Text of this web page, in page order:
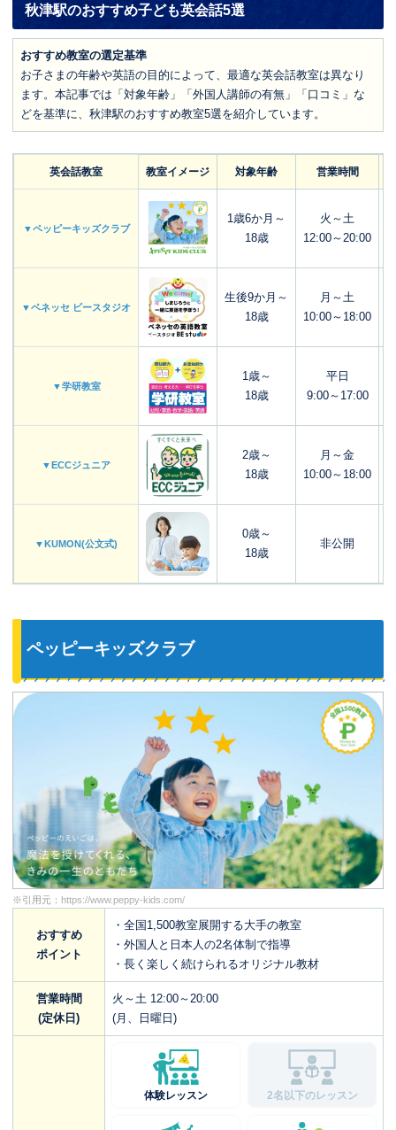
秋津駅のおすすめ子ども英会話5選
おすすめ教室の選定基準
お子さまの年齢や英語の目的によって、最適な英会話教室は異なり
ます。本記事では「対象年齢」「外国人講師の有無」「口コミ」な
どを基準に、秋津駅のおすすめ教室5選を紹介しています。
英会話教室 教室イメージ 対象年齢 営業時間
▼ペッピーキッズクラブ
1歳6か月～
18歳
火～土
12:00～20:00
▼ベネッセ ビースタジオ
生後9か月～
18歳
月～土
10:00～18:00
▼学研教室
1歳～
18歳
平日
9:00～17:00
▼ECCジュニア
2歳～
18歳
月～金
10:00～18:00
▼KUMON(公文式)
0歳～
18歳
非公開
ペッピーキッズクラブ
※引用元： https://www.peppy-kids.com/
おすすめ
ポイント
・全国1,500教室展開する大手の教室
・外国人と日本人の2名体制で指導
・長く楽しく続けられるオリジナル教材
営業時間
(定休日)
火～土 12:00～20:00
(月、日曜日)
体験レッスン 2名以下のレッスン